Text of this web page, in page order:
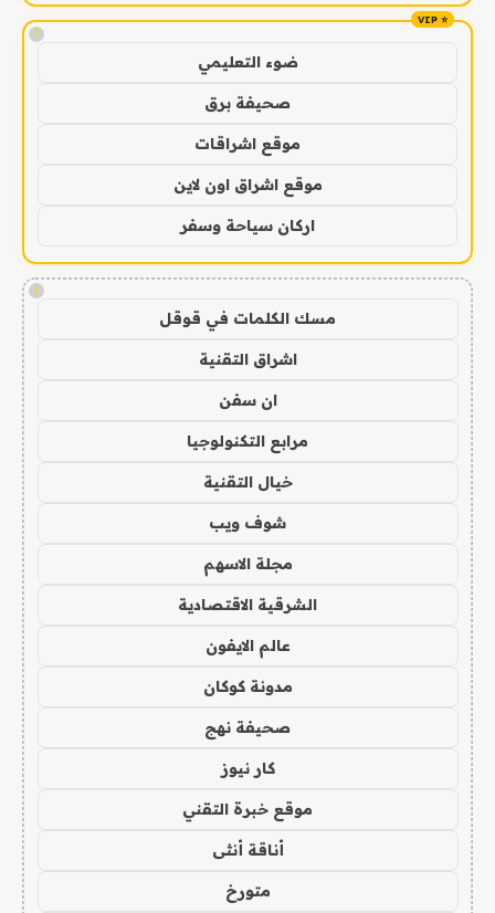
!
ضوء التعليمي
صحيفة برق
موقع اشراقات
موقع اشراق اون لاين
اركان سياحة وسفر
!
مسك الكلمات في قوقل
اشراق التقنية
ان سفن
مرابع التكنولوجيا
خيال التقنية
شوف ويب
مجلة الاسهم
الشرقية الاقتصادية
عالم الايفون
مدونة كوكان
صحيفة نهج
كار نيوز
موقع خبرة التقني
أناقة أنثى
متورخ